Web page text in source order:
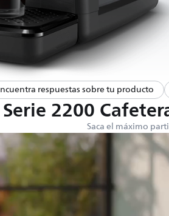
respuestas sobre tu producto
2200
Saca el máximo